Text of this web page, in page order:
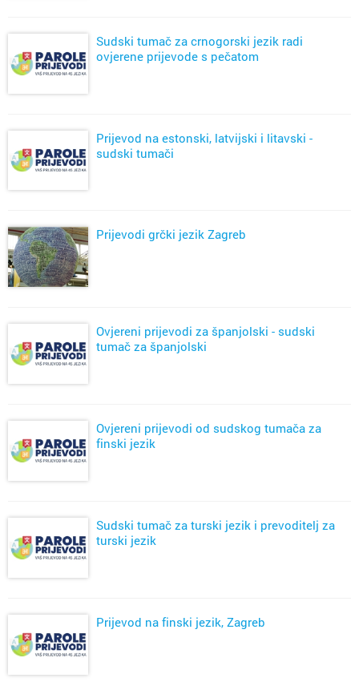
Sudski tumač za crnogorski jezik radi
ovjerene prijevode s pečatom
Prijevod na estonski, latvijski i litavski -
sudski tumači
Prijevodi grčki jezik Zagreb
Ovjereni prijevodi za španjolski - sudski
tumač za španjolski
Ovjereni prijevodi od sudskog tumača za
finski jezik
Sudski tumač za turski jezik i prevoditelj za
turski jezik
Prijevod na finski jezik, Zagreb